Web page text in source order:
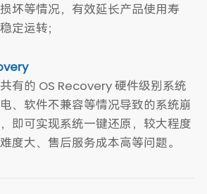
坏等情况，有效延长产品使用寿
定运转；
有的 OS Recovery 硬件级别系统
、软件不兼容等情况导致的系统崩
即可实现系统一键还原，较大程度
度大、售后服务成本高等问题。